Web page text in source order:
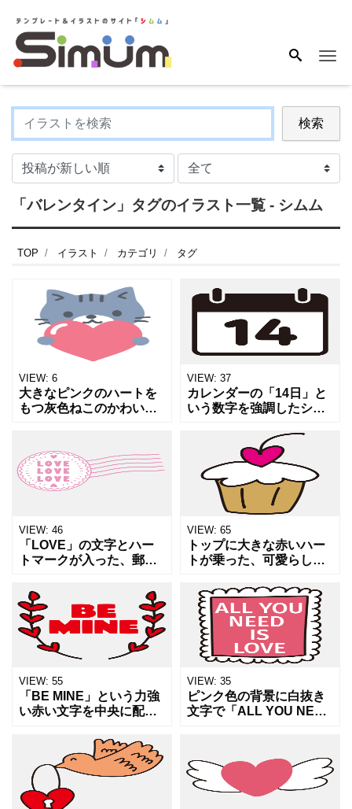
検索
「バレンタイン」タグのイラスト一覧 - シムム
TOP イラスト カテゴリ タグ
VIEW: 6
大きなピンクのハートを
もつ灰色ねこのかわいい
持ちのイメージでお使い
いただけるかと思いま
す。 zipには、JPG、透
VIEW: 37
カレンダーの「14日」と
いう数字を強調したシン
コン素材です。バレンタ
インデーのカウントダウ
ンや、スケジュール帳の
ステッカー、イベントス
VIEW: 46
「LOVE」の文字とハー
トマークが入った、郵便
風のスタンプアイコンイ
ラストです。手紙や小包
のアクセント、バレンタ
インデーのデザイン、あ
るい
VIEW: 65
トップに大きな赤いハー
トが乗った、可愛らしい
素材です。スイーツ、バ
レンタイン、誕生日、デ
ザートタイムなどの甘い
幸せを表現するデザイン
に最適
VIEW: 55
「BE MINE」という力強
い赤い文字を中央に配
ぱがついた枝で囲んだエ
ンブレム風のイラストで
す。愛の告白やプロポー
ズ、バレンタインデーの
メ
VIEW: 35
ピンク色の背景に白抜き
文字で「ALL YOU NEED
トです。周りの波打つ縁
取りがレトロな郵便切手
を再現して